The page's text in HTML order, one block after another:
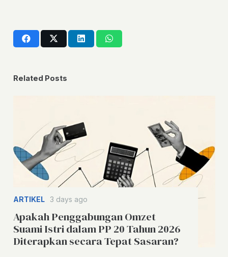
Related Posts
ARTIKEL 3 days ago
Apakah Penggabungan Omzet
Suami Istri dalam PP 20 Tahun 2026
Diterapkan secara Tepat Sasaran?